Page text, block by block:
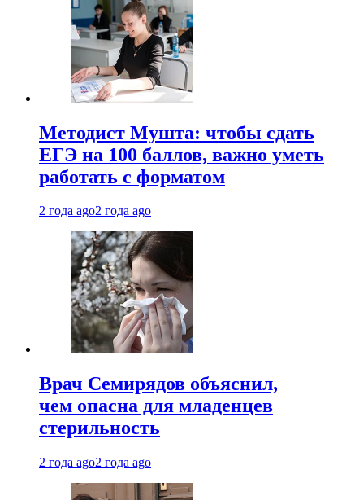
Методист Мушта: чтобы сдать
ЕГЭ на 100 баллов, важно уметь
работать с форматом
2 года ago2 года ago
Врач Семирядов объяснил,
чем опасна для младенцев
стерильность
2 года ago2 года ago